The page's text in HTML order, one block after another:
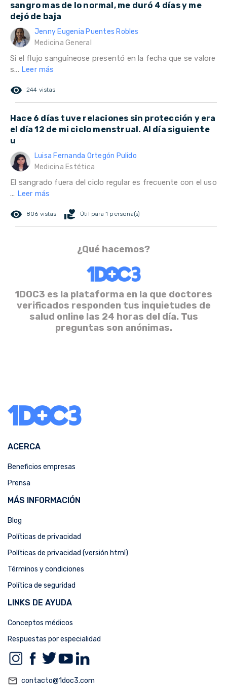
sangro mas de lo normal, me duró 4 días y me
dejó de baja
Jenny Eugenia Puentes Robles
Medicina General
Si el flujo sanguíneose presentó en la fecha que se valore
s... Leer más
remove_red_eye 244 vistas
Hace 6 días tuve relaciones sin protección y era
el día 12 de mi ciclo menstrual. Al día siguiente
u
Luisa Fernanda Ortegón Pulido
Medicina Estética
El sangrado fuera del ciclo regular es frecuente con el uso
... Leer más
remove_red_eye 806 vistas volunteer_activism Útil para 1 persona(s)
¿Qué hacemos?
1DOC3 es la plataforma en la que doctores
verificados responden tus inquietudes de
salud online las 24 horas del día. Tus
preguntas son anónimas.
ACERCA
Beneficios empresas
Prensa
MÁS INFORMACIÓN
Blog
Políticas de privacidad
Políticas de privacidad (versión html)
Términos y condiciones
Política de seguridad
LINKS DE AYUDA
Conceptos médicos
Respuestas por especialidad
mail_outline contacto@1doc3.com